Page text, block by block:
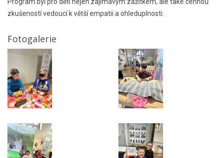
zkušeností vedoucí k větší empatii a ohleduplnosti.
Fotogalerie